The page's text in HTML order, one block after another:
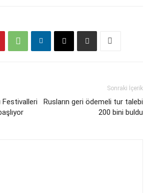
Festivalleri
Sonraki İçerik
Rusların geri ödemeli tur talebi
200 bini buldu